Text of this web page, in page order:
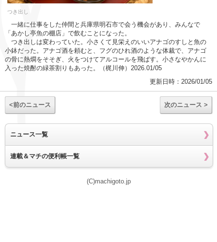
つき出し
一緒に仕事をした仲間と兵庫県明石市で会う機会があり、みんなで
「あかし亭魚の棚店」で飲むことになった。
つき出しは変わっていた。小さくて見栄えのいいアナゴのすしと魚の
小鉢だった。アナゴ酒を頼むと、フグのひれ酒のような体裁で、アナゴ
の骨に熱燗をそそぎ、火をつけてアルコールを飛ばす。小さなやかんに
入った焼酎の緑茶割りもあった。（梶川伸）2026.01/05
更新日時：2026/01/05
<前のニュース 次のニュース >
ニュース一覧
連載＆マチの便利帳一覧
(C)machigoto.jp